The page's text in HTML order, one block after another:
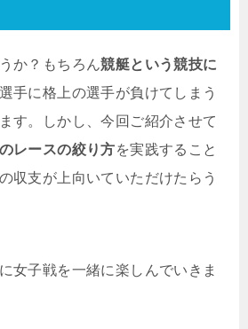
か？もちろん競艇という競技に
手に格上の選手が負けてしまう
す。しかし、今回ご紹介させて
レースの絞り方を実践すること
収支が上向いていただけたらう
女子戦を一緒に楽しんでいきま